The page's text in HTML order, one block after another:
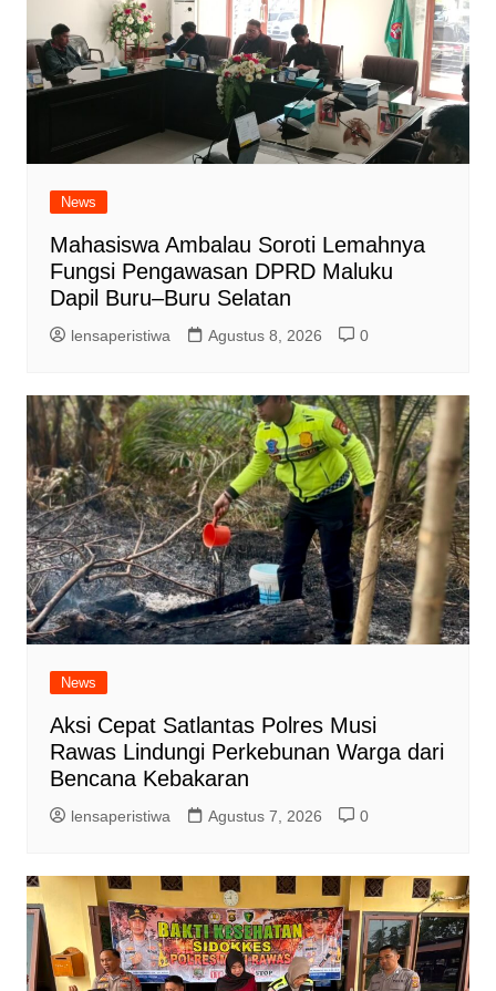
News
Mahasiswa Ambalau Soroti Lemahnya
Fungsi Pengawasan DPRD Maluku
Dapil Buru–Buru Selatan
lensaperistiwa Agustus 8, 2026 0
News
Aksi Cepat Satlantas Polres Musi
Rawas Lindungi Perkebunan Warga dari
Bencana Kebakaran
lensaperistiwa Agustus 7, 2026 0